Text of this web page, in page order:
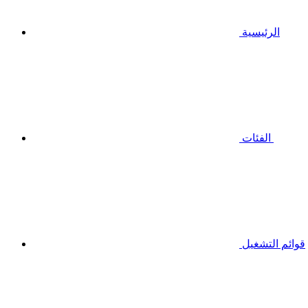
الرئيسية
الفئات
قوائم التشغيل